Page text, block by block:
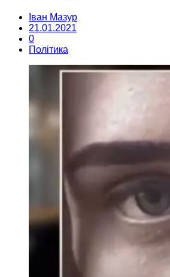
Іван Мазур
21.01.2021
0
Політика